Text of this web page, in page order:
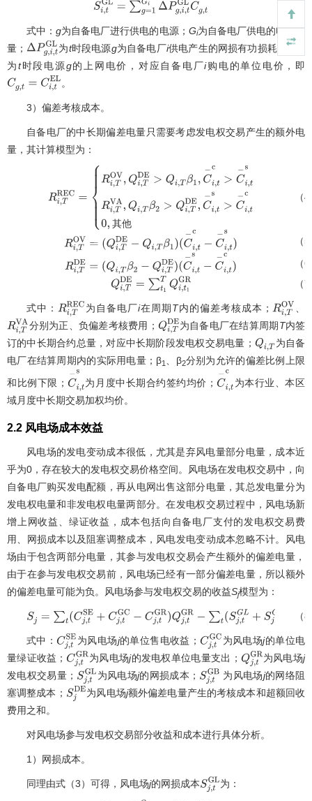
Si,t GL=∑g =1GiΔPg,i,tG
式中：g为自备电厂进行供电的电源； Gi为自备电厂供电的电源数
量；
ΔPg,i,tGL
为t时段电源g为自备电厂i供电产生的网损有功损耗；
为t时段电源g的上网电价，对应自备电厂i购电的单位电价，即
Cg ,t=C t。
3）偏差考核成本。
自备电厂的中长期偏差电量只需要考虑发电权交易产生的额外电
量，其计算模型为：
其他
Ri, R C=
i, TD E> Q
他
（
Ri,TO V= (Qi,TDE−Qi,T β1 )
(C−i tc−C−i,ts)
（
Ri,TDE=(Qi,Tβ2−Qi,TDE )
(C− i,ts −C− ,tc)
（
Qi,T DE= ∑t1T （
式中： R i,T REC
为自备电厂i在周期T内的偏差考核成本； R
Ri,TVA
分别为正、负偏差考核费用； Qi,TDE
为自备电厂在结算周期T内签
订的中长期合约总量，对应中长期阶段发电权交易电量；
Qi,T
为自备
电厂在结算周期内的实际用电量；β1 、β2分别为允许的偏差比例上限
和比例下限； C−i, ts
为月度中长期合约签约均价； C−i,tc
为本行业、本区
域月度中长期交易加权均价。
2.2 风电场成本效益
风电场的发电变动成本很低，尤其是弃风电量部分电量，成本近
乎为0，存在较大的发电权交易价格空间。风电场在发电权交易中，向
自备电厂购买发电配额，再从电网出售这部分电量，其总发电量分为
发电权电量和非发电权电量两部分。在发电权交易过程中，风电场新
增上网收益、绿证收益，成本包括向自备电厂支付的发电权交易费
用、网损成本以及阻塞调整成本，风电发电变动成本忽略不计。风电
场由于包含两部分电量，其参与发电权交易会产生额外的偏差电量，
由于在参与发电权交易前，风电场已经有一部分偏差电量，所以额外
的偏差电量可能为负。风电场参与发电权交易的收益Sj模型为：
S j=∑t(Cj,tS E+ Cj,tG C−Cj,tG R)Qj,tG R− ∑t(Sj,tGL +S ,tG D
（
式中： Cj,tSE
为风电场j的单位售电收益； Cj,tGC
为风电场j的单位电
量绿证收益；
Cj,tGR
为风电场j的发电权单位电量支出； Qj,tGR
为风电场j
发电权交易量；
Sj,tGL
为风电场j的网损成本； Sj,tGB
为风电场j的网络阻
塞调整成本；
SjDE
为风电场j额外偏差电量产生的考核成本和超额回收
费用之和。
对风电场参与发电权交易部分收益和成本进行具体分析。
1）网损成本。
同理由式（3）可得，风电场j的网损成本 Sj, G
为：